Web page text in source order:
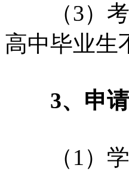
（3）考
高中毕业生
3、申
（1）学